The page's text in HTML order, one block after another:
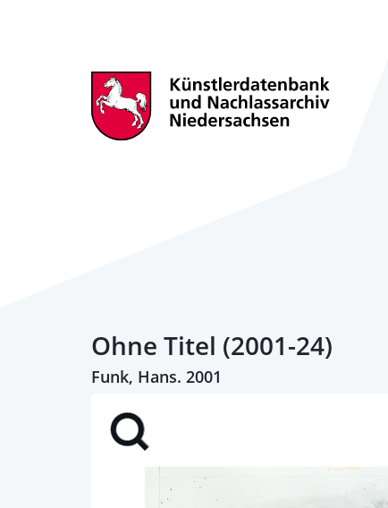
Ohne Titel (2001-24)
Funk, Hans. 2001